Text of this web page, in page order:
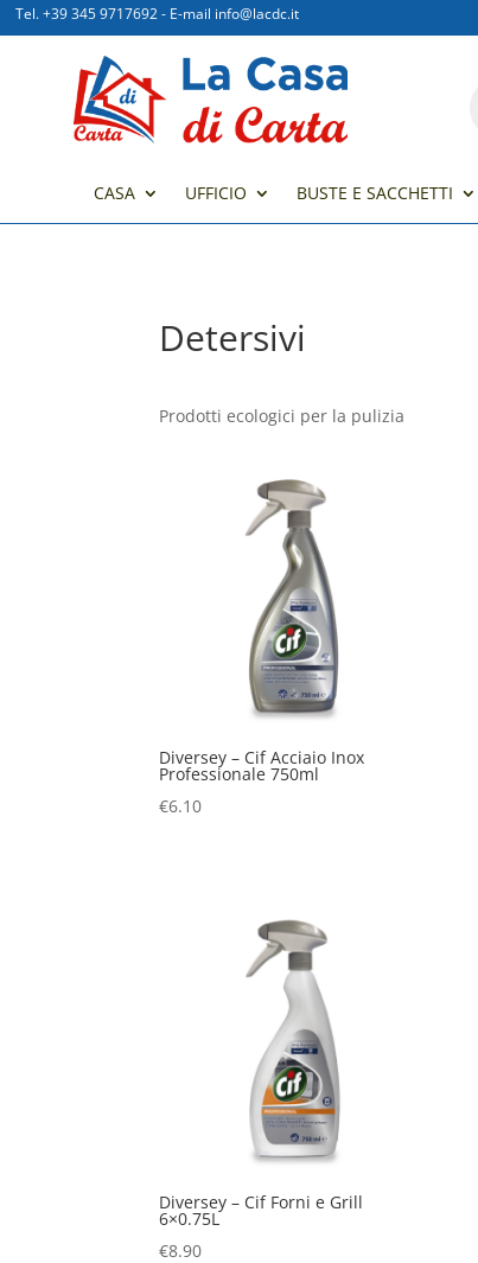
Tel. +39 345 9717692- E-mail info@lacdc.it
CASA UFFICIO BUSTE E SACCHETTI
Detersivi
Prodotti ecologici per la pulizia
Diversey – Cif Acciaio Inox
Professionale 750ml
€6.10
Diversey – Cif Forni e Grill
6×0.75L
€8.90